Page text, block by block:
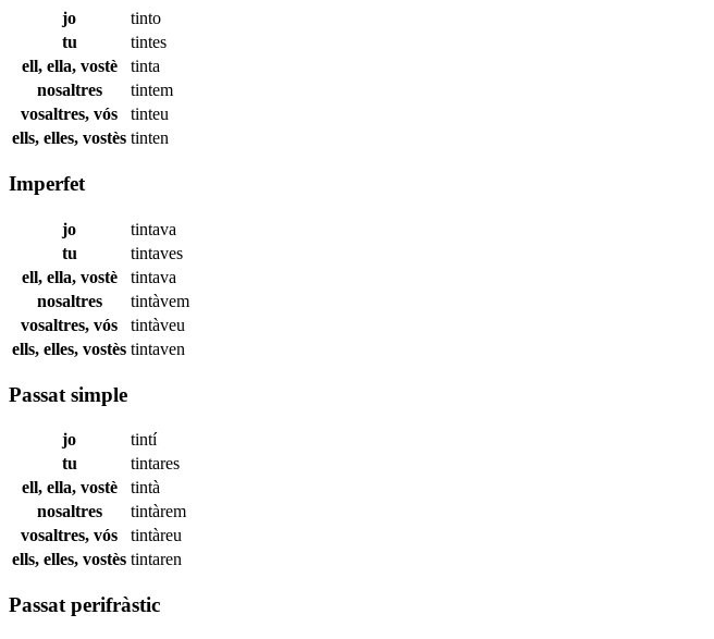
jo
tinto
tu
tintes
ell, ella, vostè
tinta
nosaltres
tintem
vosaltres, vós
tinteu
ells, elles, vostès tinten
Imperfet
jo
tintava
tu
tintaves
ell, ella, vostè
tintava
nosaltres
tintàvem
vosaltres, vós
tintàveu
ells, elles, vostès tintaven
Passat simple
jo
tintí
tu
tintares
ell, ella, vostè
tintà
nosaltres
tintàrem
vosaltres, vós
tintàreu
ells, elles, vostès tintaren
Passat perifràstic